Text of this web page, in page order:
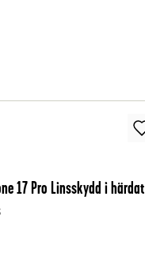
17 Pro Linsskydd i härdat